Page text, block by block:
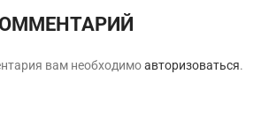
вам необходимоавторизоваться.